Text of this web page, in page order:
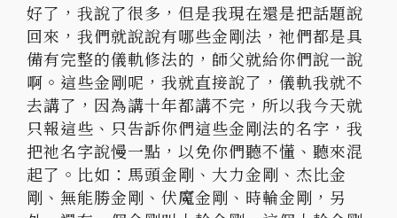
好了，我說了很多，但是我現在還是把話題說
回來， 我們就說說有哪些金剛法，祂們都是具
備有完整的儀軌修法的， 師父就給你們說一說
啊。這些金剛呢，我就直接說了， 儀軌我就不
去講了，因為講十年都講不完，所以我今天就
只報這些、 只告訴你們這些金剛法的名字，我
把祂名字說慢一點， 以免你們聽不懂、聽來混
起了。比如：馬頭金剛、大力金剛、 杰比金
剛、無能勝金剛、伏魔金剛、時輪金剛，另